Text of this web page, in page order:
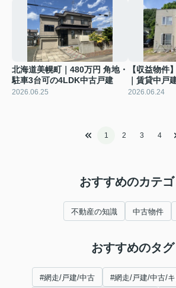
北海道美幌町｜480万円 角地・
駐車3台可の4LDK中古戸建
2026.06.25
【収益物件
｜賃貸中戸
2026.06.24
1 2 3 4
おすすめのカテゴ
不動産の知識 中古物件
おすすめのタグ
#網走/戸建/中古 #網走/戸建/中古/キ